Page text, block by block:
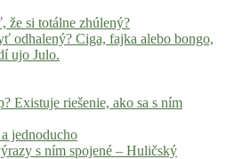
že si totálne zhúlený?
odhalený? Ciga, fajka alebo bongo,
ujo Julo.
Existuje riešenie, ako sa s ním
jednoducho
s ním spojené – Huličský